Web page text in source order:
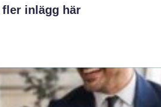
fler inlägg här